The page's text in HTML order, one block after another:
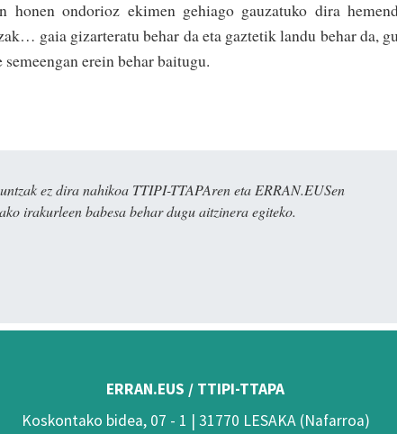
ondorioz ekimen gehiago gauzatuko dira
gaia gizarteratu behar da eta gaztetik landu behar da,
erein behar baitugu.
ez dira nahikoa TTIPI-TTAPAren eta ERRAN.EUSen
irakurleen babesa behar dugu aitzinera egiteko.
ERRAN.EUS / TTIPI-TTAPA
Koskontako bidea, 07 - 1 | 31770 LESAKA (Nafarroa)